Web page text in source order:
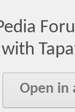
with
Open in